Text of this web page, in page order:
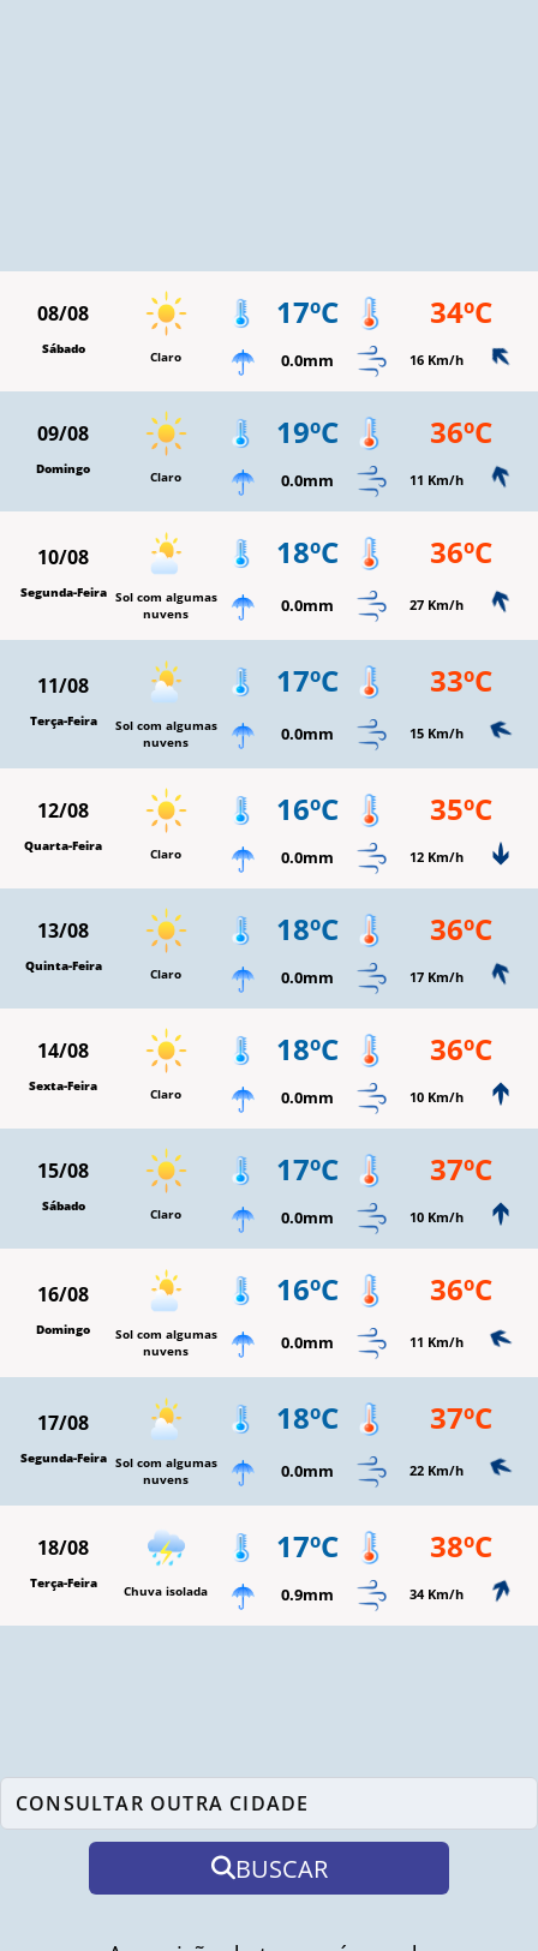
08/08
Sábado Claro
17ºC 34ºC
0.0mm 16 Km/h
09/08
Domingo Claro
19ºC 36ºC
0.0mm 11 Km/h
10/08
Segunda-Feira Sol com algumas
nuvens
18ºC 36ºC
0.0mm 27 Km/h
11/08
Terça-Feira
Sol com algumas
nuvens
17ºC 33ºC
0.0mm 15 Km/h
12/08
Quarta-Feira Claro
16ºC 35ºC
0.0mm 12 Km/h
13/08
Quinta-Feira Claro
18ºC 36ºC
0.0mm 17 Km/h
14/08
Sexta-Feira Claro
18ºC 36ºC
0.0mm 10 Km/h
15/08
Sábado Claro
17ºC 37ºC
0.0mm 10 Km/h
16/08
Domingo
Sol com algumas
nuvens
16ºC 36ºC
0.0mm 11 Km/h
17/08
Segunda-Feira Sol com algumas
nuvens
18ºC 37ºC
0.0mm 22 Km/h
18/08
Terça-Feira Chuva isolada
17ºC 38ºC
0.9mm 34 Km/h
BUSCAR